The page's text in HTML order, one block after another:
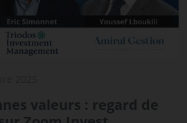
valeurs : regard de